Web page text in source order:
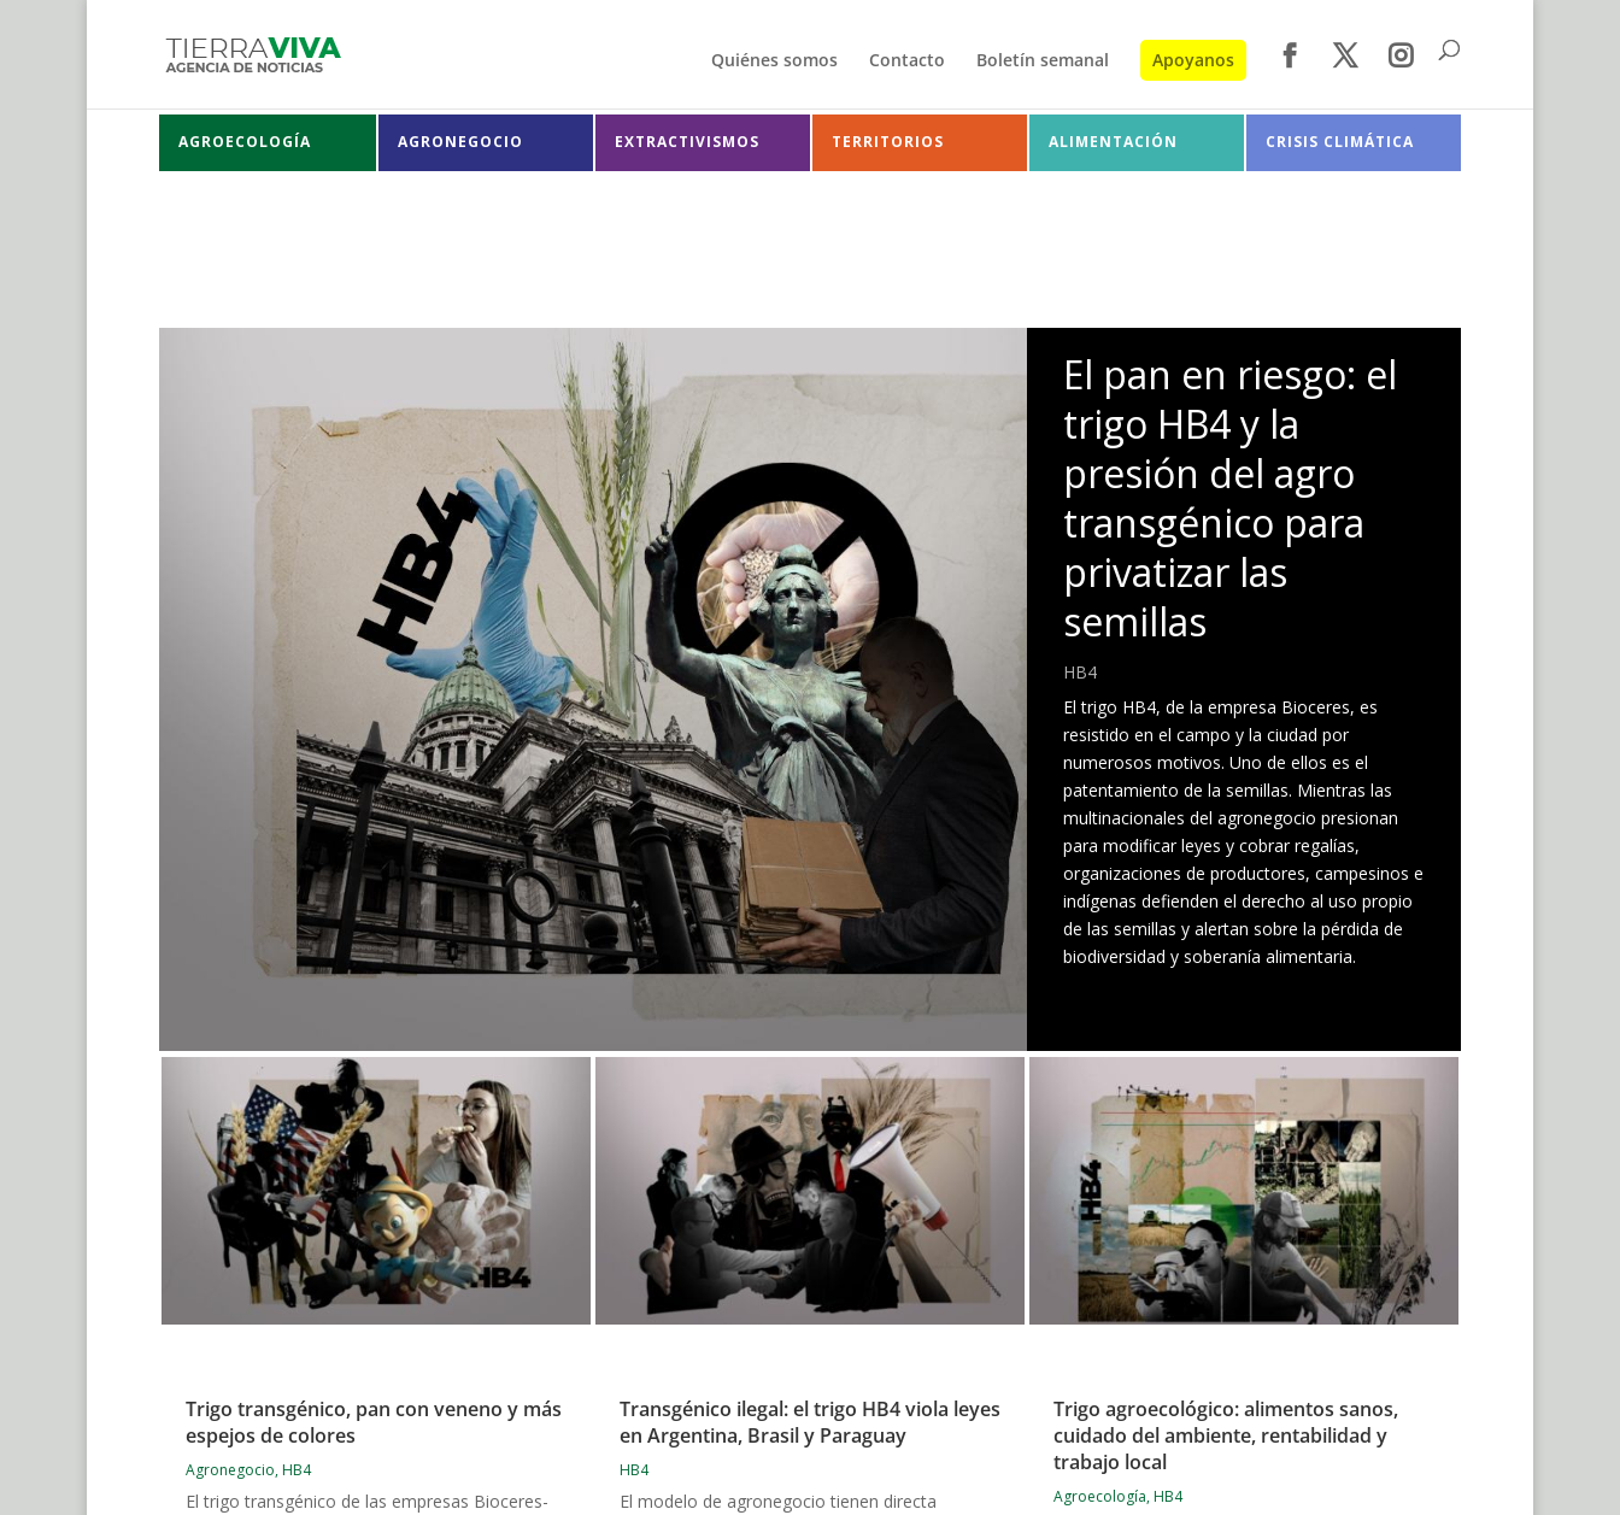
Quiénes somos Contacto Boletín semanal Apoyanos
AGROECOLOGÍA AGRONEGOCIO EXTRACTIVISMOS TERRITORIOS ALIMENTACIÓN CRISIS CLIMÁTICA
El pan en riesgo: el
trigo HB4 y la
presión del agro
transgénico para
privatizar las
semillas
HB4
El trigo HB4, de la empresa Bioceres, es
resistido en el campo y la ciudad por
numerosos motivos. Uno de ellos es el
patentamiento de la semillas. Mientras las
multinacionales del agronegocio presionan
para modificar leyes y cobrar regalías,
organizaciones de productores, campesinos e
indígenas defienden el derecho al uso propio
de las semillas y alertan sobre la pérdida de
biodiversidad y soberanía alimentaria.
Trigo transgénico, pan con veneno y más
espejos de colores
Agronegocio,HB4
El trigo transgénico de las empresas Bioceres-
Transgénico ilegal: el trigo HB4 viola leyes
en Argentina, Brasil y Paraguay
HB4
El modelo de agronegocio tienen directa
Trigo agroecológico: alimentos sanos,
cuidado del ambiente, rentabilidad y
trabajo local
Agroecología,HB4